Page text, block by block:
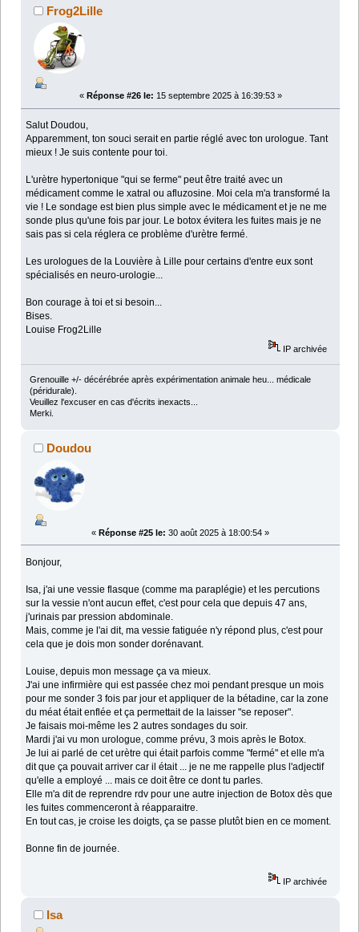
Frog2Lille
« Réponse #26 le: 15 septembre 2025 à 16:39:53 »
Salut Doudou,
Apparemment, ton souci serait en partie réglé avec ton urologue. Tant
mieux ! Je suis contente pour toi.
L'urètre hypertonique "qui se ferme" peut être traité avec un
médicament comme le xatral ou afluzosine. Moi cela m'a transformé la
vie ! Le sondage est bien plus simple avec le médicament et je ne me
sonde plus qu'une fois par jour. Le botox évitera les fuites mais je ne
sais pas si cela réglera ce problème d'urètre fermé.
Les urologues de la Louvière à Lille pour certains d'entre eux sont
spécialisés en neuro-urologie...
Bon courage à toi et si besoin...
Bises.
Louise Frog2Lille
IP archivée
Grenouille +/- décérébrée après expérimentation animale heu... médicale
(péridurale).
Veuillez l'excuser en cas d'écrits inexacts...
Merki.
Doudou
« Réponse #25 le: 30 août 2025 à 18:00:54 »
Bonjour,
Isa, j'ai une vessie flasque (comme ma paraplégie) et les percutions
sur la vessie n'ont aucun effet, c'est pour cela que depuis 47 ans,
j'urinais par pression abdominale.
Mais, comme je l'ai dit, ma vessie fatiguée n'y répond plus, c'est pour
cela que je dois mon sonder dorénavant.
Louise, depuis mon message ça va mieux.
J'ai une infirmière qui est passée chez moi pendant presque un mois
pour me sonder 3 fois par jour et appliquer de la bétadine, car la zone
du méat était enflée et ça permettait de la laisser "se reposer".
Je faisais moi-même les 2 autres sondages du soir.
Mardi j'ai vu mon urologue, comme prévu, 3 mois après le Botox.
Je lui ai parlé de cet urètre qui était parfois comme "fermé" et elle m'a
dit que ça pouvait arriver car il était ... je ne me rappelle plus l'adjectif
qu'elle a employé ... mais ce doit être ce dont tu parles.
Elle m'a dit de reprendre rdv pour une autre injection de Botox dès que
les fuites commenceront à réapparaitre.
En tout cas, je croise les doigts, ça se passe plutôt bien en ce moment.
Bonne fin de journée.
IP archivée
Isa